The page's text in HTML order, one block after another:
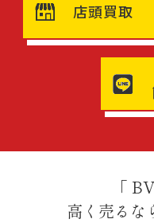
店頭買取
「
高く売るな